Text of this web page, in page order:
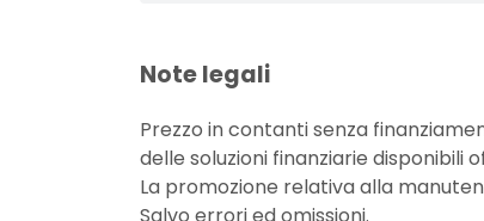
Note legali
Prezzo in contanti senza
delle soluzioni finanziarie disponibili
La promozione relativa alla